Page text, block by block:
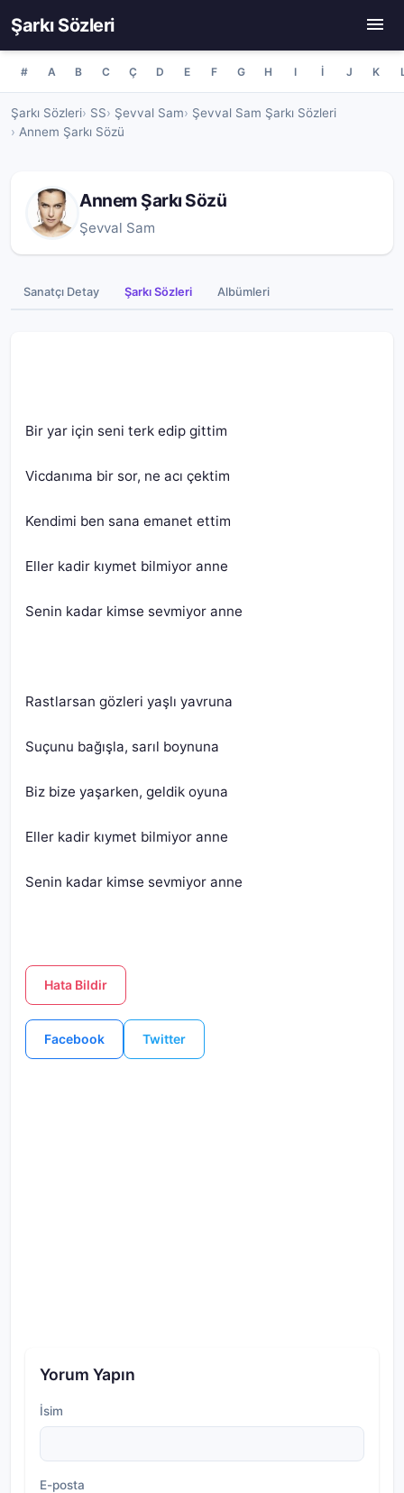
Şarkı Sözleri
# A B C Ç D E F G H I İ J K
Şarkı Sözleri SS Şevval Sam
Şevval Sam Şarkı Sözleri
Annem Şarkı Sözü
Annem Şarkı Sözü
Şevval Sam
Sanatçı Detay Şarkı Sözleri Albümleri
Senin kadar kimse sevmiyor anne
Hata Bildir
Facebook Twitter
Yorum Yapın
İsim
E-posta